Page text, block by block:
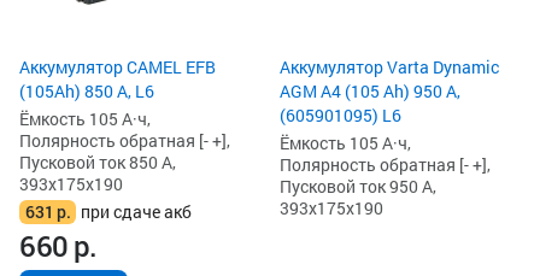
Аккумулятор CAMEL EFB
(105Ah) 850 А, L6
Ёмкость 105 А·ч,
Полярность обратная [- +],
Пусковой ток 850 А,
393x175x190
631 р. при сдаче акб
660р.
Аккумулятор Varta Dynamic
AGM A4 (105 Ah) 950 А,
(605901095) L6
Ёмкость 105 А·ч,
Полярность обратная [- +],
Пусковой ток 950 А,
393x175x190